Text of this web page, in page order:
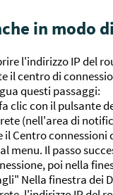
in modo
l'indirizzo IP del
il centro di
questi passaggi:
clic con il pulsante
(nell'area di
il Centro connessioni
menu. Il passo
poi nella
Nella finestra dei